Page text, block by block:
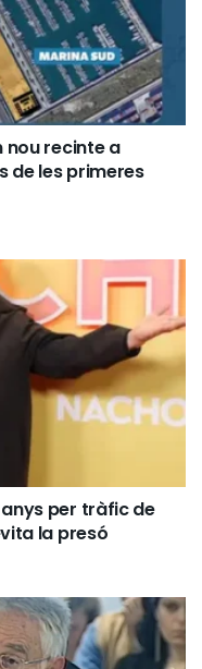
nou recinte a
de les primeres
per tràfic de
la presó